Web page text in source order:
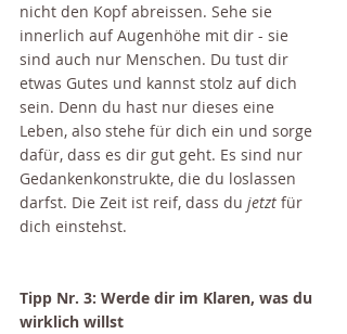
nicht den Kopf abreissen. Sehe sie
innerlich auf Augenhöhe mit dir - sie
sind auch nur Menschen. Du tust dir
etwas Gutes und kannst stolz auf dich
sein. Denn du hast nur dieses eine
Leben, also stehe für dich ein und sorge
dafür, dass es dir gut geht. Es sind nur
Gedankenkonstrukte, die du loslassen
darfst. Die Zeit ist reif, dass du jetzt für
dich einstehst.
Tipp Nr. 3: Werde dir im Klaren, was du
wirklich willst